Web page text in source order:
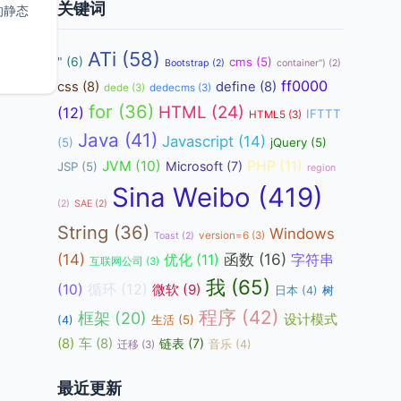
静态 关键词
" (6) ATi (58) Bootstrap (2) cms (5) container") (2)
css (8) dede (3) dedecms (3) define (8) ff0000
(12) for (36) HTML (24) HTML5 (3) IFTTT
(5) Java (41) Javascript (14) jQuery (5)
JSP (5) JVM (10) Microsoft (7) PHP (11) region
(2) SAE (2) Sina Weibo (419)
String (36) Toast (2) version=6 (3) Windows
(14) 互联网公司 (3) 优化 (11) 函数 (16) 字符串
(10) 循环 (12) 微软 (9) 我 (65) 日本 (4) 树
(4) 框架 (20) 生活 (5) 程序 (42) 设计模式
(8) 车 (8) 迁移 (3) 链表 (7) 音乐 (4)
最近更新